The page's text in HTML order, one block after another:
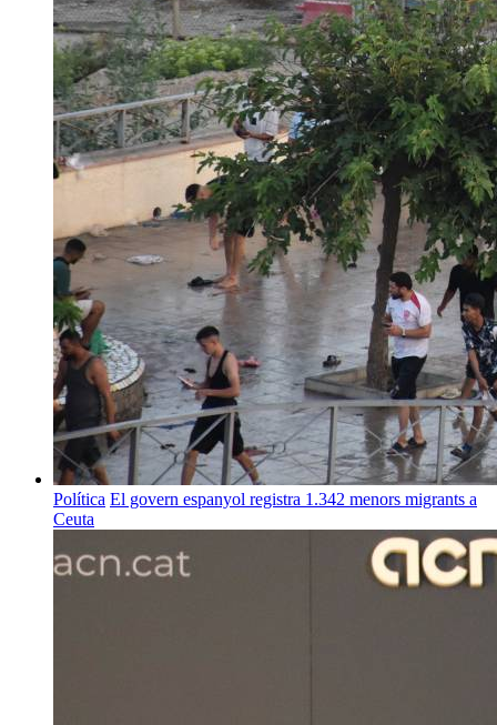
Política El govern espanyol registra 1.342 menors migrants a
Ceuta